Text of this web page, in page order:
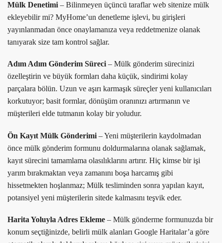
Mülk Denetimi – Bilinmeyen üçüncü taraflar web sitenize mülk
ekleyebilir mi? MyHome’un denetleme işlevi, bu girişleri
yayınlanmadan önce onaylamanıza veya reddetmenize olanak
tanıyarak size tam kontrol sağlar.
Adım Adım Gönderim Süreci– Mülk gönderim sürecinizi
özelleştirin ve büyük formları daha küçük, sindirimi kolay
parçalara bölün. Uzun ve aşırı karmaşık süreçler yeni kullanıcıları
korkutuyor; basit formlar, dönüşüm oranınızı artırmanın ve
müşterileri elde tutmanın kolay bir yoludur.
Ön Kayıt Mülk Gönderimi – Yeni müşterilerin kaydolmadan
önce mülk gönderim formunu doldurmalarına olanak sağlamak,
kayıt sürecini tamamlama olasılıklarını artırır. Hiç kimse bir işi
yarım bırakmaktan veya zamanını boşa harcamış gibi
hissetmekten hoşlanmaz; Mülk tesliminden sonra yapılan kayıt,
potansiyel yeni müşterilerin sitede kalmasını teşvik eder.
Harita Yoluyla Adres Ekleme – Mülk gönderme formunuzda bir
konum seçtiğinizde, belirli mülk alanları Google Haritalar’a göre